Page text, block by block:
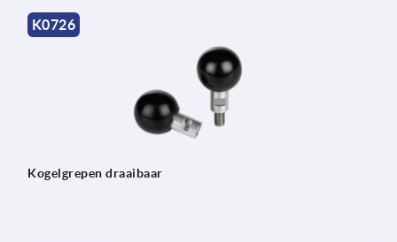
K0726
Kogelgrepen draaibaar